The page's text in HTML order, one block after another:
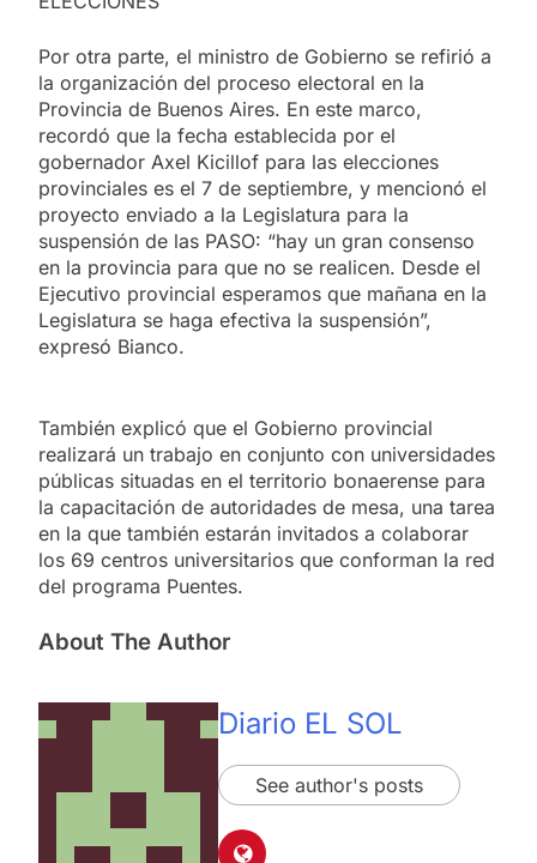
Por otra parte, el ministro de Gobierno se refirió a
la organización del proceso electoral en la
Provincia de Buenos Aires. En este marco,
recordó que la fecha establecida por el
gobernador Axel Kicillof para las elecciones
provinciales es el 7 de septiembre, y mencionó el
proyecto enviado a la Legislatura para la
suspensión de las PASO: “hay un gran consenso
en la provincia para que no se realicen. Desde el
Ejecutivo provincial esperamos que mañana en la
Legislatura se haga efectiva la suspensión”,
expresó Bianco.
También explicó que el Gobierno provincial
realizará un trabajo en conjunto con universidades
públicas situadas en el territorio bonaerense para
la capacitación de autoridades de mesa, una tarea
en la que también estarán invitados a colaborar
los 69 centros universitarios que conforman la red
del programa Puentes.
About The Author
Diario EL SOL
See author's posts